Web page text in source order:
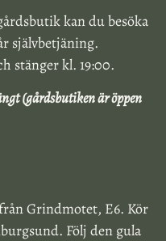
kan du besöka
självbetjäning.
stänger kl. 19:00.
(gårdsbutiken är öppen
Grindmotet, E6. Kör
Följ den gula